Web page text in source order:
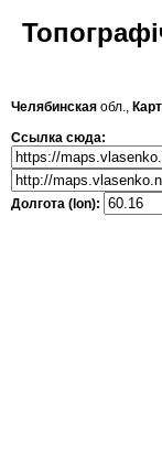
Челябинская обл.,
Ссылка сюда:
Долгота (lon):